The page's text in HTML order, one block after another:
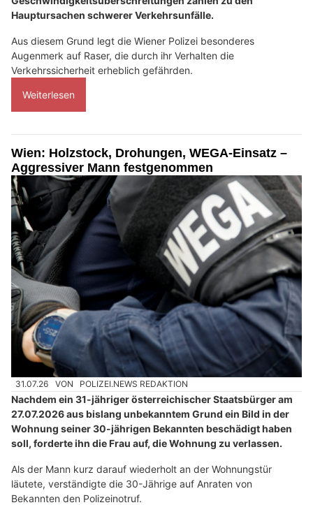
Hauptursachen schwerer Verkehrsunfälle.
Aus diesem Grund legt die Wiener Polizei besonderes
Augenmerk auf Raser, die durch ihr Verhalten die
Verkehrssicherheit erheblich gefährden.
Weiterlesen
Wien: Holzstock, Drohungen, WEGA-Einsatz –
Aggressiver Mann festgenommen
31.07.26 VON POLIZEI.NEWS REDAKTION
Nachdem ein 31-jähriger österreichischer Staatsbürger am
27.07.2026 aus bislang unbekanntem Grund ein Bild in der
Wohnung seiner 30-jährigen Bekannten beschädigt haben
soll, forderte ihn die Frau auf, die Wohnung zu verlassen.
Als der Mann kurz darauf wiederholt an der Wohnungstür
läutete, verständigte die 30-Jährige auf Anraten von
Bekannten den Polizeinotruf.